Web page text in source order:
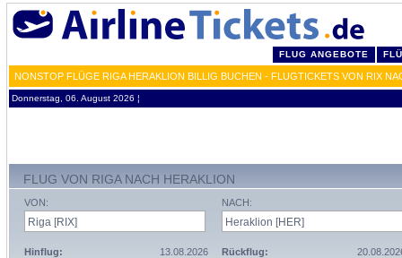
FLUG ANGEBOTE
NONSTOP FLÜGE RIGA HERAKLION BILLIG BUCHEN - FLUGTICKETS VON RIX
Donnerstag, 06. August 2026 ¦
FLUG VON RIGA NACH HERAKLION
VON:
Hinflug: 13.08.2026
NACH:
Rückflug: